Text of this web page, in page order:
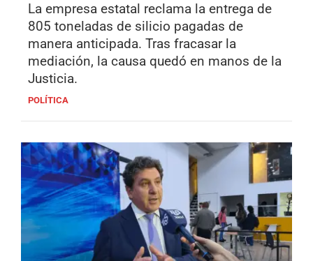
La empresa estatal reclama la entrega de
805 toneladas de silicio pagadas de
manera anticipada. Tras fracasar la
mediación, la causa quedó en manos de la
Justicia.
POLÍTICA